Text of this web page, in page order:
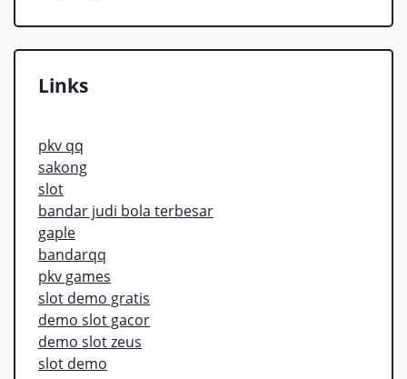
Links
pkv qq
sakong
slot
bandar judi bola terbesar
gaple
bandarqq
pkv games
slot demo gratis
demo slot gacor
demo slot zeus
slot demo